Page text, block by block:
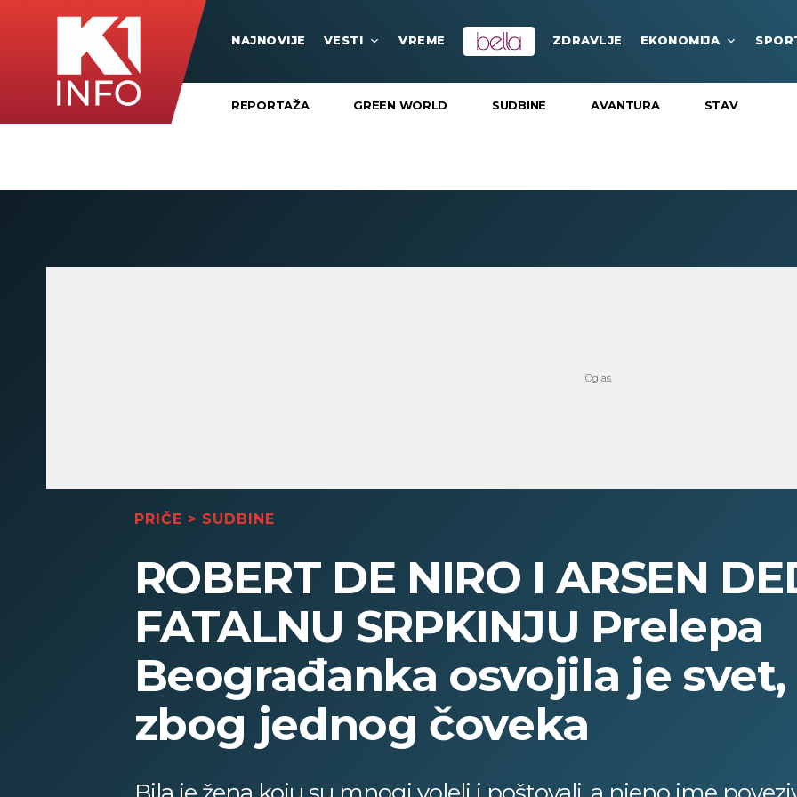
NAJNOVIJE VESTI VREME ZDRAVLJE EKONOMIJA
REPORTAŽA GREEN WORLD SUDBINE AVANTURA STAV
PRIČE > SUDBINE
ROBERT DE NIRO I ARSEN
FATALNU SRPKINJU Prelepa
Beograđanka osvojila je
zbog jednog čoveka